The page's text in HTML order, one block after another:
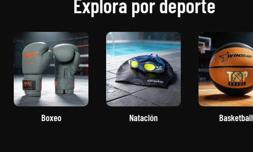
Explora por deporte
Boxeo Natación Basketball